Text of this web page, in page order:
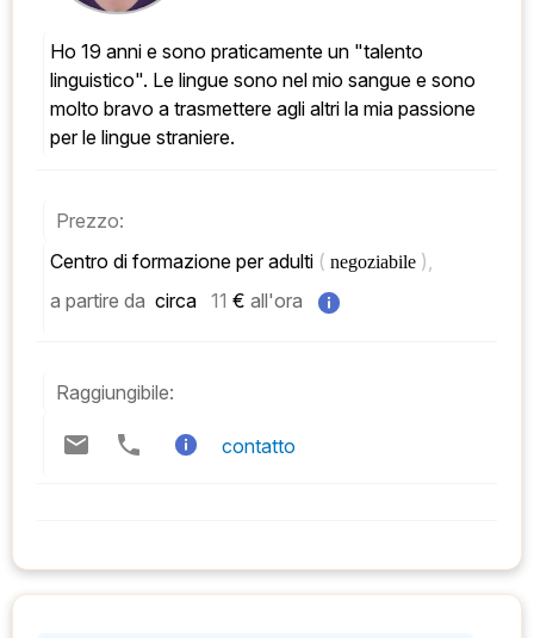
Ho 19 anni e sono praticamente un "talento
linguistico". Le lingue sono nel mio sangue e sono
molto bravo a trasmettere agli altri la mia passione
per le lingue straniere.
Prezzo:
Centro di formazione per adulti ( negoziabile ),
a partire da circa 11 € all'ora
Raggiungibile:
contatto